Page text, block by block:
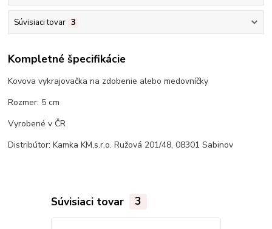
Súvisiaci tovar 3
Kompletné špecifikácie
Kovova vykrajovačka na zdobenie alebo medovníčky
Rozmer: 5 cm
Vyrobené v ČR
Distribútor: Kamka KM,s.r.o. Ružová 201/48, 08301 Sabinov
Súvisiaci tovar 3